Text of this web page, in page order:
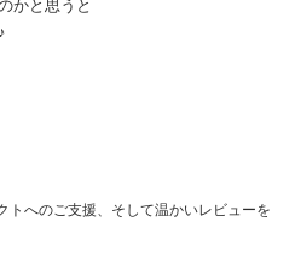
かと思うと
トへのご支援、そして温かいレビューを